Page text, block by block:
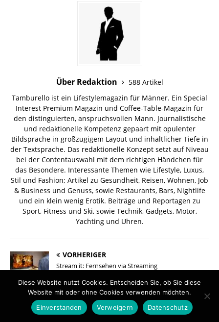
Über Redaktion
588 Artikel
Tamburello ist ein Lifestylemagazin für Männer. Ein Special
Interest Premium Magazin und Coffee-Table-Magazin für
den distinguierten, anspruchsvollen Mann. Journalistische
und redaktionelle Kompetenz gepaart mit opulenter
Bildsprache in großzügigem Layout und inhaltlicher Tiefe in
der Textsprache. Das redaktionelle Konzept setzt auf Niveau
bei der Contentauswahl mit dem richtigen Händchen für
das Besondere. Interessante Themen wie Lifestyle, Luxus,
Stil und Fashion; Artikel zu Gesundheit, Reisen, Wohnen, Job
& Business und Genuss, sowie Restaurants, Bars, Nightlife
und ein klein wenig Erotik. Beiträge und Reportagen zu
Sport, Fitness und Ski, sowie Technik, Gadgets, Motor,
Yachting und Uhren.
VORHERIGER
Stream it: Fernsehen via Streaming
NÄCHSTER
Kulinarische Entdeckungsreise in die Welt des Beef
Tartars
Diese Website nutzt Cookies. Entscheiden Sie, ob Sie diese
Website mit oder ohne Cookies verwenden möchten.
Einverstanden
Verweigern Datenschutz